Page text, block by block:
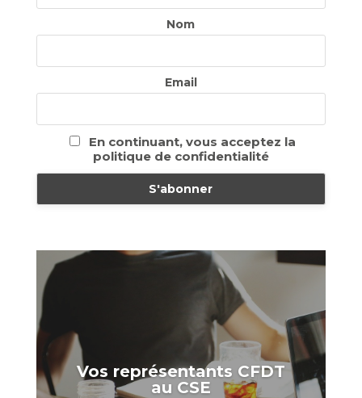
Nom
Email
En continuant, vous acceptez la
politique de confidentialité
Vos représentants CFDT
au CSE